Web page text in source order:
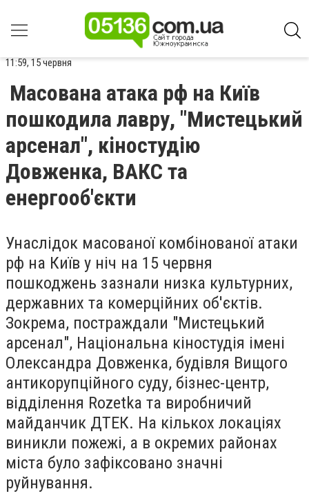
11:59, 15 червня
Масована атака рф на Київ
пошкодила лавру, "Мистецький
арсенал", кіностудію
Довженка, ВАКС та
енергооб'єкти
Унаслідок масованої комбінованої атаки
рф на Київ у ніч на 15 червня
пошкоджень зазнали низка культурних,
державних та комерційних об'єктів.
Зокрема, постраждали "Мистецький
арсенал", Національна кіностудія імені
Олександра Довженка, будівля Вищого
антикорупційного суду, бізнес-центр,
відділення Rozetka та виробничий
майданчик ДТЕК. На кількох локаціях
виникли пожежі, а в окремих районах
міста було зафіксовано значні
руйнування.